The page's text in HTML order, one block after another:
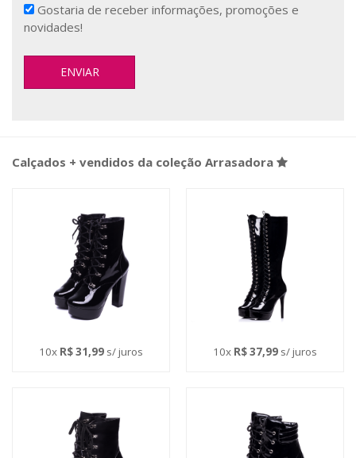
Gostaria de receber informações, promoções e
novidades!
Calçados + vendidos da coleção Arrasadora
10x R$ 31,99s/ juros 10x R$ 37,99s/ juros